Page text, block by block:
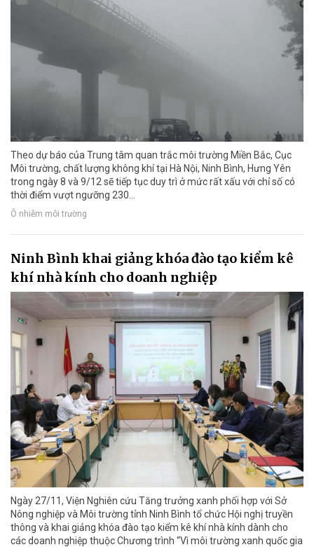
Theo dự báo của Trung tâm quan trắc môi trường Miền Bắc, Cục
Môi trường, chất lượng không khí tại Hà Nội, Ninh Bình, Hưng Yên
trong ngày 8 và 9/12 sẽ tiếp tục duy trì ở mức rất xấu với chỉ số có
thời điểm vượt ngưỡng 230...
Ô nhiễm môi trường
Ninh Bình khai giảng khóa đào tạo kiểm kê
khí nhà kính cho doanh nghiệp
Ngày 27/11, Viện Nghiên cứu Tăng trưởng xanh phối hợp với Sở
Nông nghiệp và Môi trường tỉnh Ninh Bình tổ chức Hội nghị truyền
thông và khai giảng khóa đào tạo kiểm kê khí nhà kính dành cho
các doanh nghiệp thuộc Chương trình “Vì môi trường xanh quốc gia